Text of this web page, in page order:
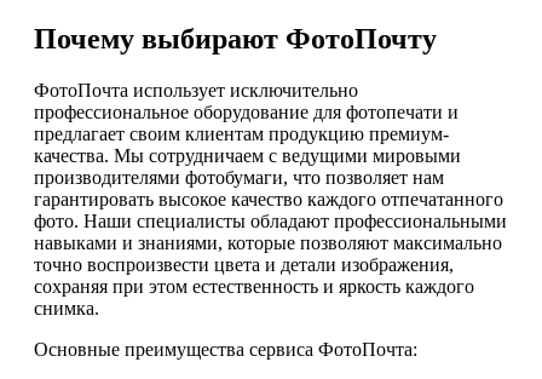
Почему выбирают ФотоПочту
ФотоПочта использует исключительно
профессиональное оборудование для фотопечати и
предлагает своим клиентам продукцию премиум-
качества. Мы сотрудничаем с ведущими мировыми
производителями фотобумаги, что позволяет нам
гарантировать высокое качество каждого отпечатанного
фото. Наши специалисты обладают профессиональными
навыками и знаниями, которые позволяют максимально
точно воспроизвести цвета и детали изображения,
сохраняя при этом естественность и яркость каждого
снимка.
Основные преимущества сервиса ФотоПочта: